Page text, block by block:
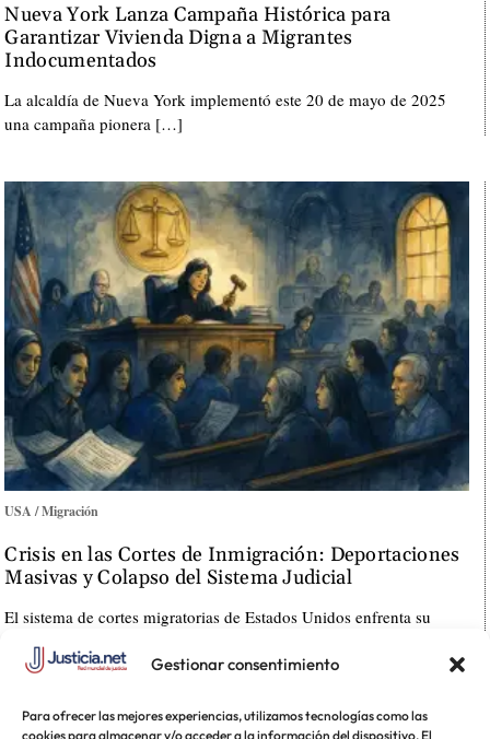
Gestionar consentimiento
Para ofrecer las mejores experiencias, utilizamos tecnologías como las
cookies para almacenar y/o acceder a la información del dispositivo. El
Nueva York Lanza Campaña Histórica para
Garantizar Vivienda Digna a Migrantes
Indocumentados
La alcaldía de Nueva York implementó este 20 de mayo de 2025
una campaña pionera […]
USA / Migración
Crisis en las Cortes de Inmigración: Deportaciones
Masivas y Colapso del Sistema Judicial
El sistema de cortes migratorias de Estados Unidos enfrenta su